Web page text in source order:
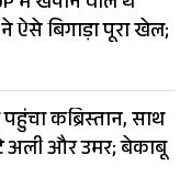
ऐसे बिगाड़ा पूरा खेल;
कब्रिस्तान, साथ
और उमर; बेकाबू